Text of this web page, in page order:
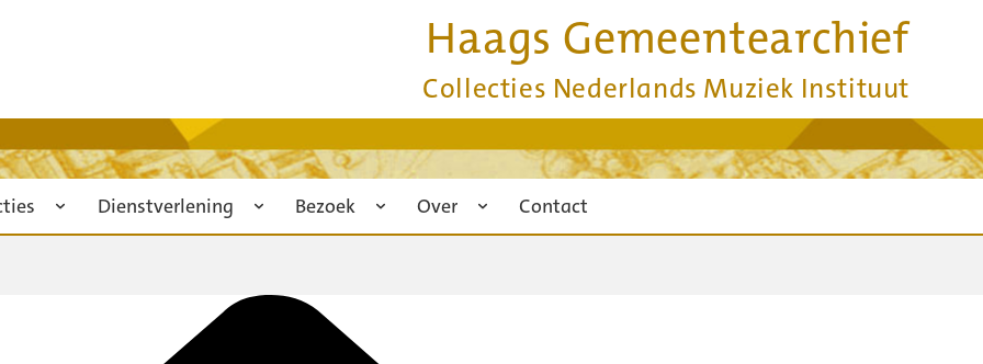
Haags Gemeentearchief
Collecties Nederlands Muziek Instituut
Dienstverlening Bezoek Over Contact